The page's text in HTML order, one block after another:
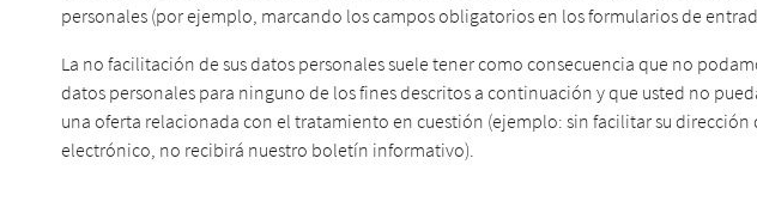
personales (por ejemplo, marcando los campos obligatorios en los formularios de
La no facilitación de sus datos personales suele tener como consecuencia que no
datos personales para ninguno de los fines descritos a continuación y que usted no
una oferta relacionada con el tratamiento en cuestión (ejemplo: sin facilitar su dirección
electrónico, no recibirá nuestro boletín informativo).